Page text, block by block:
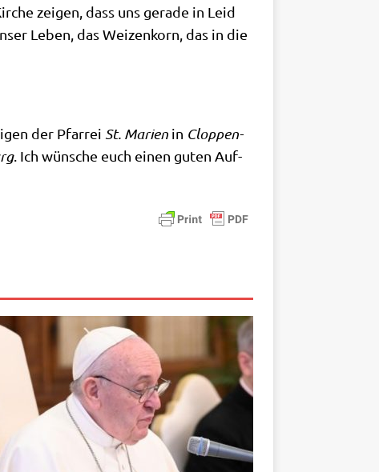
zei­gen, dass uns gera­de in Leid
Leben, das Wei­zen­korn, das in die
der Pfar­rei St. Mari­en in Clop­pen­
. Ich wün­sche euch einen guten Auf­